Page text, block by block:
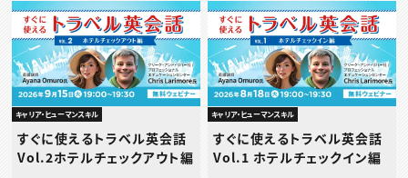
キャリア・ヒューマンスキル
すぐに使えるトラベル英会話
Vol.2ホテルチェックアウト編
キャリア・ヒューマンスキル
すぐに使えるトラベル英会話
Vol.1 ホテルチェックイン編